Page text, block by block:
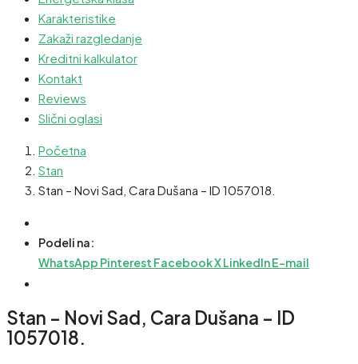
Karakteristike
Zakaži razgledanje
Kreditni kalkulator
Kontakt
Reviews
Slični oglasi
Početna
Stan
Stan – Novi Sad, Cara Dušana – ID 1057018.
Podeli na:
WhatsApp Pinterest FacebookXLinkedInE-mail
Stan – Novi Sad, Cara Dušana – ID
1057018.